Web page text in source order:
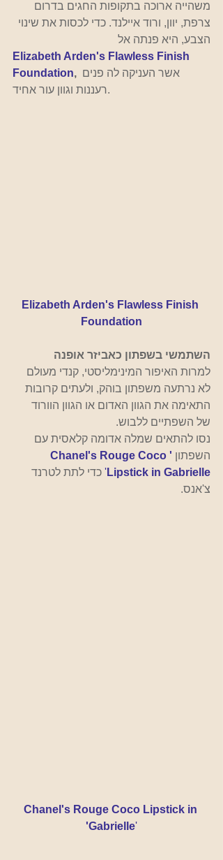
משהייה ארוכה בתקופות החגים בדרום
צרפת, יוון, ורוד איילנד. כדי לכסות את שינוי
הצבע, היא פנתה אל
Elizabeth Arden's Flawless Finish
Foundation, אשר העניקה לה פנים
רעננות וגוון עור אחיד.
Elizabeth Arden's Flawless Finish
Foundation
השתמשי בשפתון כאביזר אופנה
למרות האיפור המינימליסטי, קנדי ​​מעולם
לא נרתעה משפתון בוהק, ולעתים קרובות
התאימה את הגוון האדום או הגוון הוורוד
של השפתיים ללבוש.
נסו להתאים שמלה אדומה קלאסית עם
השפתון
'Chanel's Rouge Coco
Lipstick in Gabrielle
' כדי לתת לטרנד
צ'אנס.
Chanel's Rouge Coco Lipstick in
'Gabrielle'